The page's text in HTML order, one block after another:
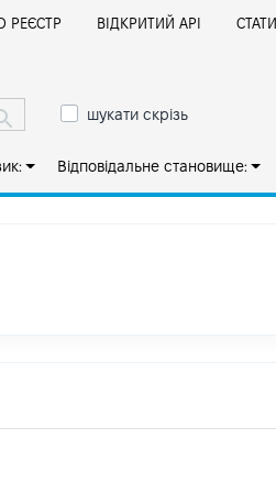
РЕЄСТР ВІДКРИТИЙ АРІ
шукати скрізь
Відповідальне становище: